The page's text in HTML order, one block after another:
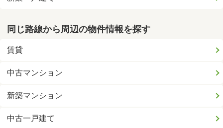
同じ路線から周辺の物件情報を探す
賃貸
中古マンション
新築マンション
中古一戸建て